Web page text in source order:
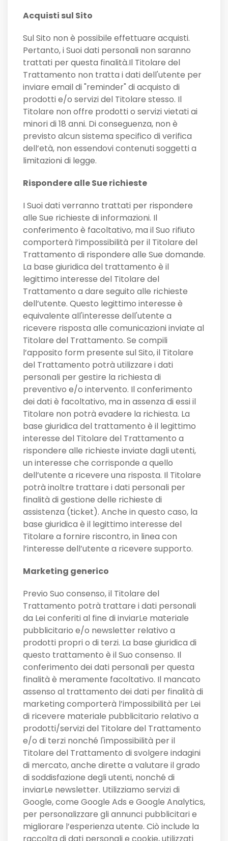
Acquisti sul Sito
Sul Sito non è possibile effettuare acquisti.
Pertanto, i Suoi dati personali non saranno
trattati per questa finalità.Il Titolare del
Trattamento non tratta i dati dell'utente per
inviare email di "reminder" di acquisto di
prodotti e/o servizi del Titolare stesso. Il
Titolare non offre prodotti o servizi vietati ai
minori di 18 anni. Di conseguenza, non è
previsto alcun sistema specifico di verifica
dell’età, non essendovi contenuti soggetti a
limitazioni di legge.
Rispondere alle Sue richieste
I Suoi dati verranno trattati per rispondere
alle Sue richieste di informazioni. Il
conferimento è facoltativo, ma il Suo rifiuto
comporterà l’impossibilità per il Titolare del
Trattamento di rispondere alle Sue domande.
La base giuridica del trattamento è il
legittimo interesse del Titolare del
Trattamento a dare seguito alle richieste
dell’utente. Questo legittimo interesse è
equivalente all'interesse dell'utente a
ricevere risposta alle comunicazioni inviate al
Titolare del Trattamento. Se compili
l’apposito form presente sul Sito, il Titolare
del Trattamento potrà utilizzare i dati
personali per gestire la richiesta di
preventivo e/o intervento. Il conferimento
dei dati è facoltativo, ma in assenza di essi il
Titolare non potrà evadere la richiesta. La
base giuridica del trattamento è il legittimo
interesse del Titolare del Trattamento a
rispondere alle richieste inviate dagli utenti,
un interesse che corrisponde a quello
dell’utente a ricevere una risposta. Il Titolare
potrà inoltre trattare i dati personali per
finalità di gestione delle richieste di
assistenza (ticket). Anche in questo caso, la
base giuridica è il legittimo interesse del
Titolare a fornire riscontro, in linea con
l’interesse dell’utente a ricevere supporto.
Marketing generico
Previo Suo consenso, il Titolare del
Trattamento potrà trattare i dati personali
da Lei conferiti al fine di inviarLe materiale
pubblicitario e/o newsletter relativo a
prodotti propri o di terzi. La base giuridica di
questo trattamento è il Suo consenso. Il
conferimento dei dati personali per questa
finalità è meramente facoltativo. Il mancato
assenso al trattamento dei dati per finalità di
marketing comporterà l’impossibilità per Lei
di ricevere materiale pubblicitario relativo a
prodotti/servizi del Titolare del Trattamento
e/o di terzi nonché l'impossibilità per il
Titolare del Trattamento di svolgere indagini
di mercato, anche dirette a valutare il grado
di soddisfazione degli utenti, nonché di
inviarLe newsletter. Utilizziamo servizi di
Google, come Google Ads e Google Analytics,
per personalizzare gli annunci pubblicitari e
migliorare l’esperienza utente. Ciò include la